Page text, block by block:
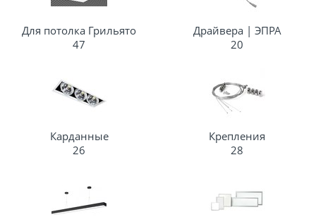
Для потолка Грильято
47
Драйвера | ЭПРА
20
Карданные
26
Крепления
28